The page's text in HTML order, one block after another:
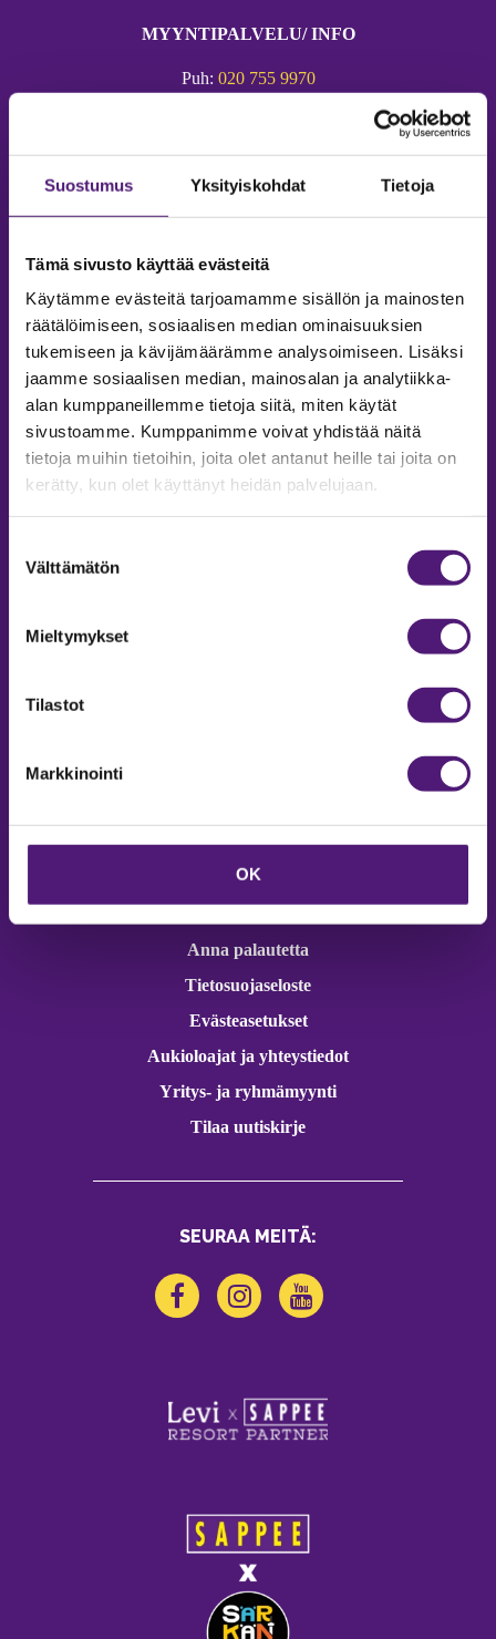
Suostumus Yksityiskohdat Tietoja
Tämä sivusto käyttää evästeitä
Käytämme evästeitä tarjoamamme sisällön ja mainosten
räätälöimiseen, sosiaalisen median ominaisuuksien
tukemiseen ja kävijämäärämme analysoimiseen. Lisäksi
jaamme sosiaalisen median, mainosalan ja analytiikka-
alan kumppaneillemme tietoja siitä, miten käytät
sivustoamme. Kumppanimme voivat yhdistää näitä
tietoja muihin tietoihin, joita olet antanut heille tai joita on
kerätty, kun olet käyttänyt heidän palvelujaan.
valinta
Välttämätön
Mieltymykset
Tilastot
Markkinointi
OK
MYYNTIPALVELU/ INFO
Puh: 020 755 9970
MAJOITUS
Vastuullisuus
Ympäristöohjelma
Anna palautetta
Tietosuojaseloste
Evästeasetukset
Aukioloajat ja yhteystiedot
Yritys- ja ryhmämyynti
Tilaa uutiskirje
SEURAA MEITÄ: